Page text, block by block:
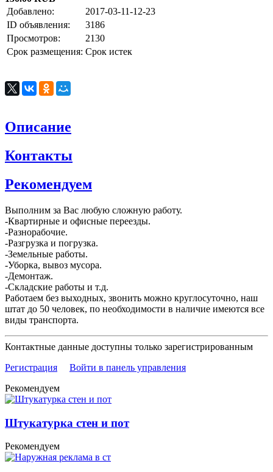
Добавлено:
2017-03-11-12-23
ID объявления:
3186
Просмотров:
2130
Срок размещения: Срок истек
Описание
Контакты
Рекомендуем
Выполним за Вас любую сложную работу.
-Квартирные и офисные переезды.
-Разнорабочие.
-Разгрузка и погрузка.
-Земельные работы.
-Уборка, вывоз мусора.
-Демонтаж.
-Складские работы и т.д.
Работаем без выходных, звонить можно круглосуточно, наш
штат до 50 человек, по необходимости в наличие имеются все
виды транспорта.
Контактные данные доступны только зарегистрированным
Регистрация
Войти в панель управления
Рекомендуем
Штукатурка стен и пот
Рекомендуем